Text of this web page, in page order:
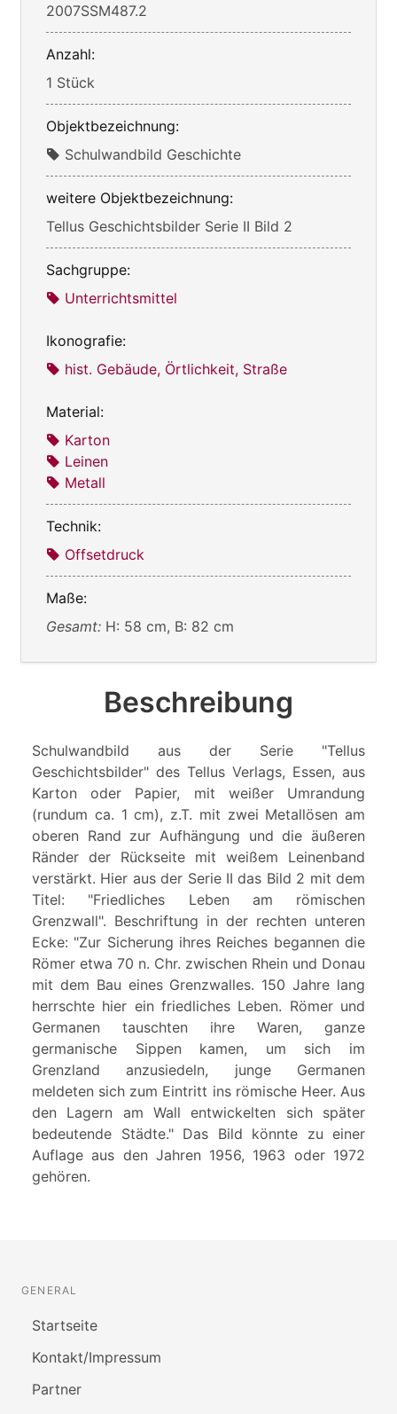
2007SSM487.2
Anzahl:
1 Stück
Objektbezeichnung:
Schulwandbild Geschichte
weitere Objektbezeichnung:
Tellus Geschichtsbilder Serie II Bild 2
Sachgruppe:
Unterrichtsmittel
Ikonografie:
hist. Gebäude, Örtlichkeit, Straße
Material:
Karton
Leinen
Metall
Technik:
Offsetdruck
Maße:
Gesamt: H: 58 cm, B: 82 cm
Beschreibung
Schulwandbild aus der Serie "Tellus
Geschichtsbilder" des Tellus Verlags, Essen, aus
Karton oder Papier, mit weißer Umrandung
(rundum ca. 1 cm), z.T. mit zwei Metallösen am
oberen Rand zur Aufhängung und die äußeren
Ränder der Rückseite mit weißem Leinenband
verstärkt. Hier aus der Serie II das Bild 2 mit dem
Titel: "Friedliches Leben am römischen
Grenzwall". Beschriftung in der rechten unteren
Ecke: "Zur Sicherung ihres Reiches begannen die
Römer etwa 70 n. Chr. zwischen Rhein und Donau
mit dem Bau eines Grenzwalles. 150 Jahre lang
herrschte hier ein friedliches Leben. Römer und
Germanen tauschten ihre Waren, ganze
germanische Sippen kamen, um sich im
Grenzland anzusiedeln, junge Germanen
meldeten sich zum Eintritt ins römische Heer. Aus
den Lagern am Wall entwickelten sich später
bedeutende Städte." Das Bild könnte zu einer
Auflage aus den Jahren 1956, 1963 oder 1972
gehören.
GENERAL
Startseite
Kontakt/Impressum
Partner